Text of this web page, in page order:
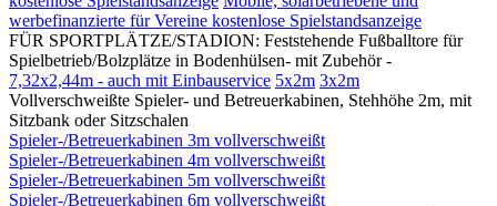
werbefinanzierte für Vereine kostenlose Spielstandsanzeige
FÜR SPORTPLÄTZE/STADION: Feststehende Fußballtore für
Spielbetrieb/Bolzplätze in Bodenhülsen- mit Zubehör -
7,32x2,44m - auch mit Einbauservice 5x2m 3x2m
Vollverschweißte Spieler- und Betreuerkabinen, Stehhöhe 2m, mit
Sitzbank oder Sitzschalen
Spieler-/Betreuerkabinen 3m vollverschweißt
Spieler-/Betreuerkabinen 4m vollverschweißt
Spieler-/Betreuerkabinen 5m vollverschweißt
Spieler-/Betreuerkabinen 6m vollverschweißt